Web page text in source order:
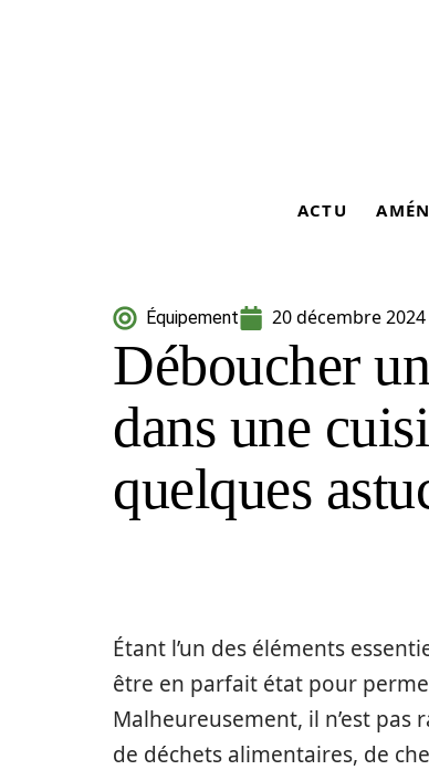
ACTU
Équipement 20 décembre 2024
Déboucher
dans une
quelques
Étant l’un des éléments
être en parfait état pour
Malheureusement, il n’est pas
de déchets alimentaires, de